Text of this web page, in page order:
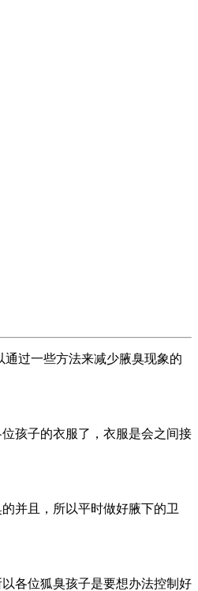
过一些方法来减少腋臭现象的
孩子的衣服了，衣服是会之间接
并且，所以平时做好腋下的卫
各位狐臭孩子是要想办法控制好